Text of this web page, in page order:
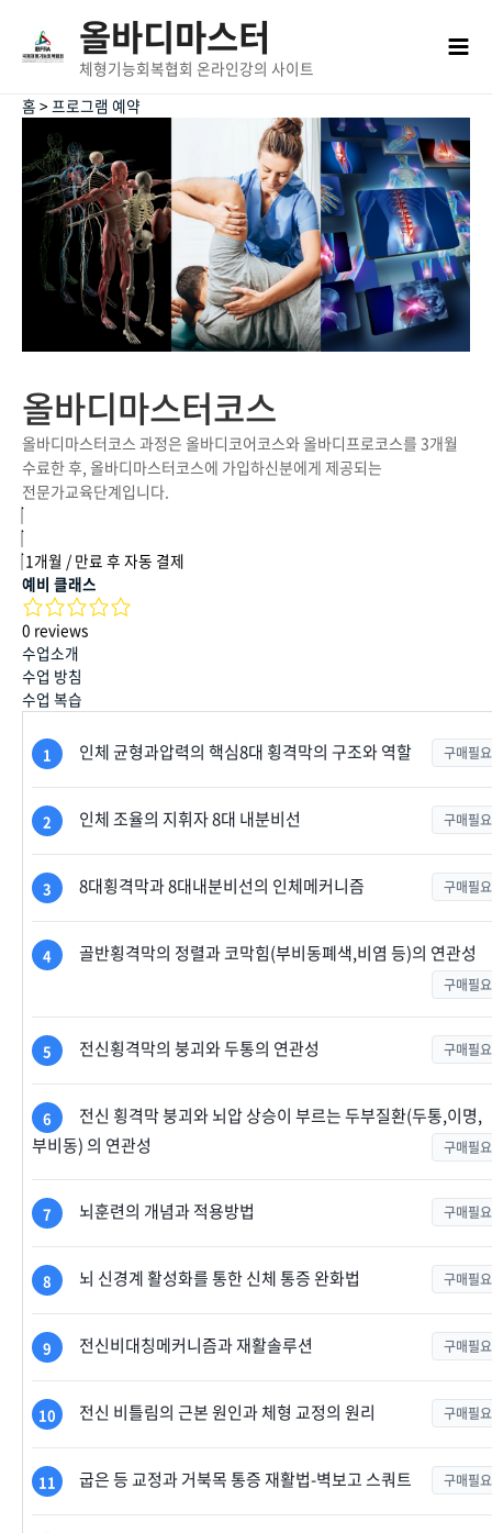
건너뛰기
올바디마스터
체형기능회복협회 온라인강의 사이트
홈 > 프로그램 예약
올바디마스터코스
올바디마스터코스 과정은 올바디코어코스와 올바디프로코스를 3개월
수료한 후, 올바디마스터코스에 가입하신분에게 제공되는
전문가교육단계입니다.
1개월 / 만료 후 자동 결제
예비 클래스
0 reviews
수업소개
수업 방침
수업 복습
1 인체 균형과압력의 핵심8대 횡격막의 구조와 역할 구매필요
2 인체 조율의 지휘자 8대 내분비선 구매필요
3 8대횡격막과 8대내분비선의 인체메커니즘 구매필요
4 골반횡격막의 정렬과 코막힘(부비동폐색,비염 등)의 연관성
구매필요
5 전신횡격막의 붕괴와 두통의 연관성 구매필요
6
전신 횡격막 붕괴와 뇌압 상승이 부르는 두부질환(두통,이명,
부비동) 의 연관성
구매필요
7 뇌훈련의 개념과 적용방법 구매필요
8 뇌 신경계 활성화를 통한 신체 통증 완화법 구매필요
9 전신비대칭메커니즘과 재활솔루션 구매필요
10 전신 비틀림의 근본 원인과 체형 교정의 원리 구매필요
11 굽은 등 교정과 거북목 통증 재활법-벽보고 스쿼트 구매필요